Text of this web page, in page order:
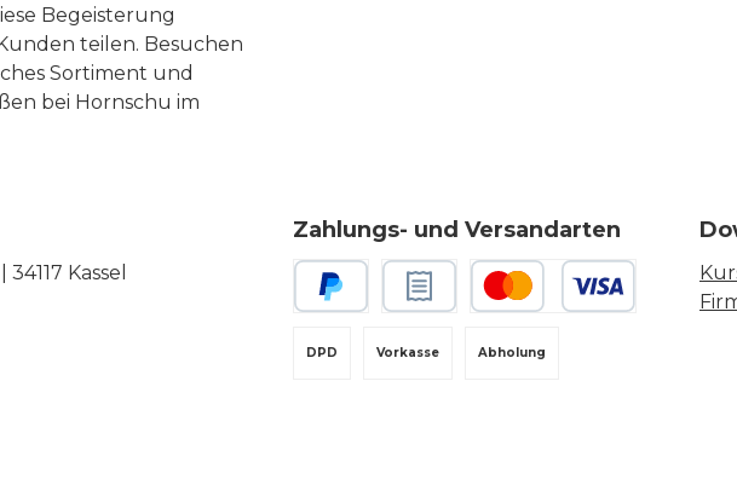
Begeisterung
teilen. Besuchen
Sortiment und
bei Hornschu im
Kassel
Zahlungs- und Versandarten
Vorkasse
DPD Abholung